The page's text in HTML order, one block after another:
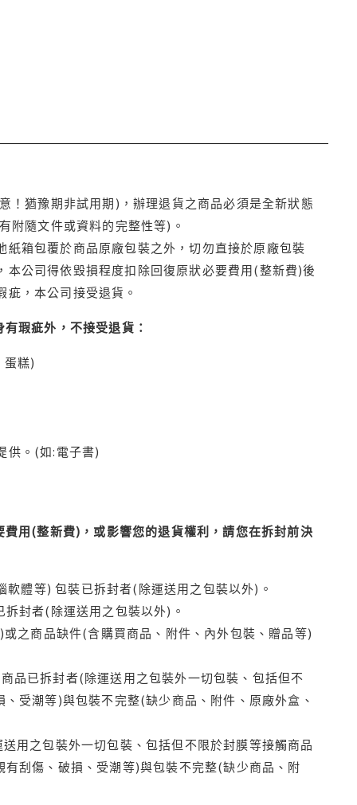
！猶豫期非試用期)，辦理退貨之商品必須是全新狀態
附隨文件或資料的完整性等)。
箱包覆於商品原廠包裝之外，切勿直接於原廠包裝
公司得依毀損程度扣除回復原狀必要費用(整新費)後
，本公司接受退貨。
瑕疵外，不接受退貨：
蛋糕)
供。(如:電子書)
用(整新費)，或影響您的退貨權利，請您在拆封前決
體等) 包裝已拆封者(除運送用之包裝以外)。
封者(除運送用之包裝以外)。
之商品缺件(含購買商品、附件、內外包裝、贈品等)
品已拆封者(除運送用之包裝外一切包裝、包括但不
受潮等)與包裝不完整(缺少商品、附件、原廠外盒、
用之包裝外一切包裝、包括但不限於封膜等接觸商品
刮傷、破損、受潮等)與包裝不完整(缺少商品、附